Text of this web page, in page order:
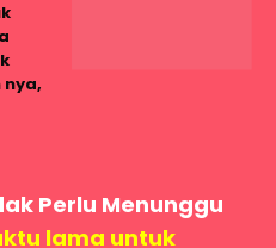
Perlu Menunggu
lama untuk